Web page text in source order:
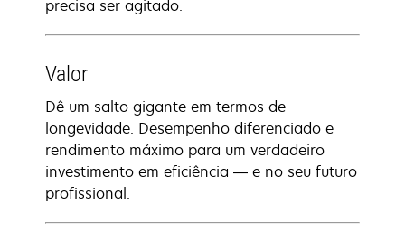
precisa ser agitado.
Valor
Dê um salto gigante em termos de
longevidade. Desempenho diferenciado e
rendimento máximo para um verdadeiro
investimento em eficiência — e no seu futuro
profissional.